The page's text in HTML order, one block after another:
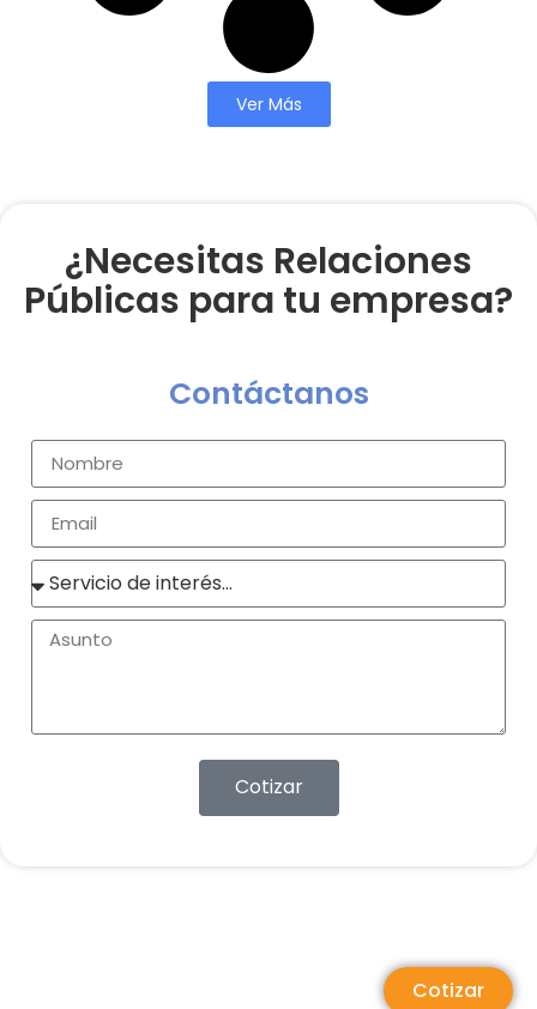
Ver Más
¿Necesitas Relaciones
Públicas para tu empresa?
Contáctanos
Cotizar
Cotizar